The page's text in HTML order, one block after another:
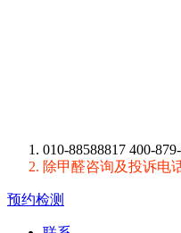
010-88588817 400-
除甲醛咨询及投诉电
预约检测